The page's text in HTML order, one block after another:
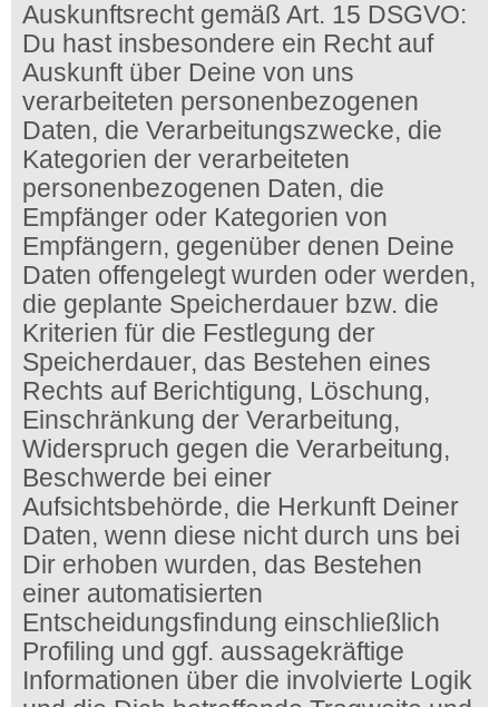
Auskunftsrecht gemäß Art. 15 DSGVO:
Du hast insbesondere ein Recht auf
Auskunft über Deine von uns
verarbeiteten personenbezogenen
Daten, die Verarbeitungszwecke, die
Kategorien der verarbeiteten
personenbezogenen Daten, die
Empfänger oder Kategorien von
Empfängern, gegenüber denen Deine
Daten offengelegt wurden oder werden,
die geplante Speicherdauer bzw. die
Kriterien für die Festlegung der
Speicherdauer, das Bestehen eines
Rechts auf Berichtigung, Löschung,
Einschränkung der Verarbeitung,
Widerspruch gegen die Verarbeitung,
Beschwerde bei einer
Aufsichtsbehörde, die Herkunft Deiner
Daten, wenn diese nicht durch uns bei
Dir erhoben wurden, das Bestehen
einer automatisierten
Entscheidungsfindung einschließlich
Profiling und ggf. aussagekräftige
Informationen über die involvierte Logik